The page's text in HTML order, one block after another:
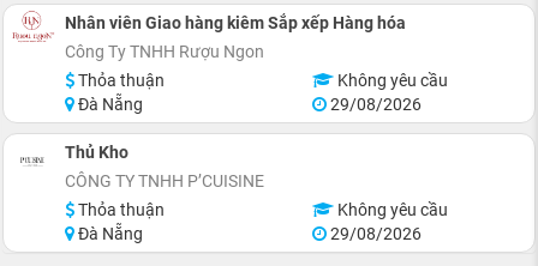
Nhân viên Giao hàng kiêm Sắp xếp Hàng hóa
Công Ty TNHH Rượu Ngon
Thỏa thuận
Không yêu cầu
Đà Nẵng
29/08/2026
Thủ Kho
CÔNG TY TNHH P’CUISINE
Thỏa thuận
Không yêu cầu
Đà Nẵng
29/08/2026